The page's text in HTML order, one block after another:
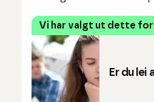
Vi har valgt ut dette
Er du lei